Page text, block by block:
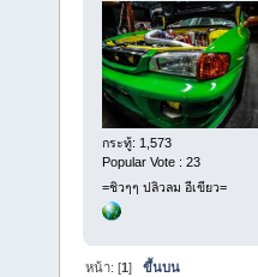
กระทู้: 1,573
Popular Vote : 23
=ชิวๆๆ ปลิวลม อีเขียว=
หน้า: [1]ขึ้นบน